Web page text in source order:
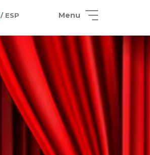
/ ESP Menu